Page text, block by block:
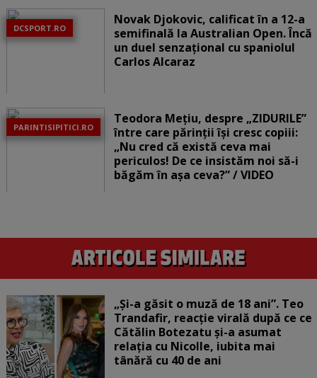
DCSPORT.RO
Novak Djokovic, calificat în a 12-a
semifinală la Australian Open. Încă
un duel senzațional cu spaniolul
Carlos Alcaraz
PARINTISIPITICI.RO
Teodora Mețiu, despre „ZIDURILE”
între care părinții își cresc copiii:
„Nu cred că există ceva mai
periculos! De ce insistăm noi să-i
băgăm în așa ceva?” / VIDEO
„Și-a găsit o muză de 18 ani”. Teo
Trandafir, reacție virală după ce ce
Cătălin Botezatu și-a asumat
relația cu Nicolle, iubita mai
tânără cu 40 de ani